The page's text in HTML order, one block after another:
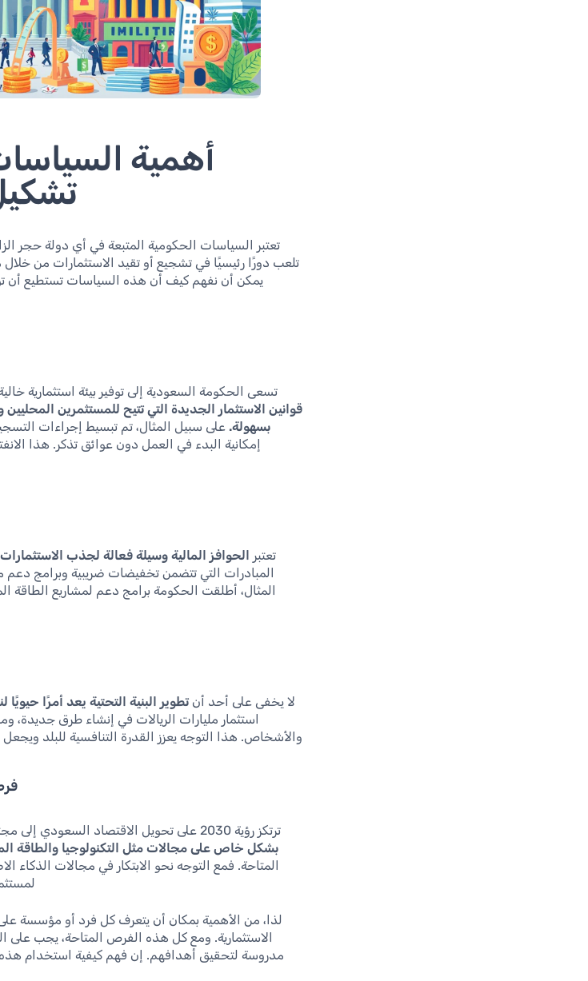
أهمية
تعتبر السياسات الحكومية المتبعة في أي دولة حجر
تلعب دورًا رئيسيًا في تشجيع أو تقيد الاستثمارات من
يمكن أن نفهم كيف أن هذه السياسات تستطيع أن
تسعى الحكومة السعودية إلى توفير بيئة استثمارية
قوانين الاستثمار الجديدة التي تتيح للمستثمرين
بسهولة. على سبيل المثال، تم تبسيط إجراءات
إمكانية البدء في العمل دون عوائق تذكر. هذا
تعتبر الحوافز المالية وسيلة فعالة لجذب الاستثمارات
المبادرات التي تتضمن تخفيضات ضريبية وبرامج دعم
لا يخفى على أحد أن تطوير البنية التحتية يعد أمرًا حيويًا
استثمار مليارات الريالات في إنشاء طرق جديدة،
والأشخاص. هذا التوجه يعزز القدرة التنافسية للبلد
ترتكز رؤية 2030 على تحويل الاقتصاد السعودي إلى مجتمع يركز على الابتكارات.
بشكل خاص على مجالات مثل التكنولوجيا والطاقة
المتاحة. فمع التوجه نحو الابتكار في مجالات الذكاء
لذا، من الأهمية بمكان أن يتعرف كل فرد أو مؤسسة
الاستثمارية. ومع كل هذه الفرص المتاحة، يجب على
مدروسة لتحقيق أهدافهم. إن فهم كيفية استخدام